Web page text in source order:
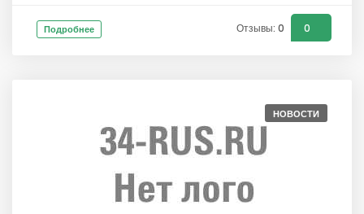
Подробнее Отзывы: 0 0
НОВОСТИ